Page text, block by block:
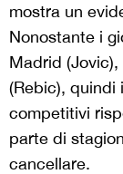
mostra un
Nonostante i
Madrid (Jovic),
(Rebic), quindi
competitivi
parte di
cancellare.